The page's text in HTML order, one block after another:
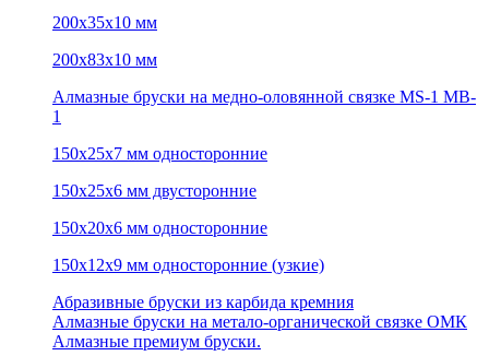
200х35х10 мм
200х83х10 мм
Алмазные бруски на медно-оловянной связке MS-1 MB-
1
150х25х7 мм односторонние
150х25х6 мм двусторонние
150х20х6 мм односторонние
150х12х9 мм односторонние (узкие)
Абразивные бруски из карбида кремния
Алмазные бруски на метало-органической связке ОМК
Алмазные премиум бруски.